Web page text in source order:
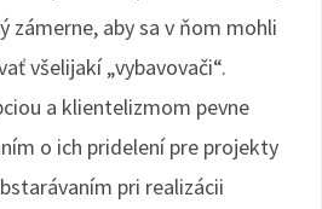
zámerne, aby sa v ňom mohli
všelijakí „vybavovači“.
a klientelizmom pevne
o ich pridelení pre projekty
pri realizácii